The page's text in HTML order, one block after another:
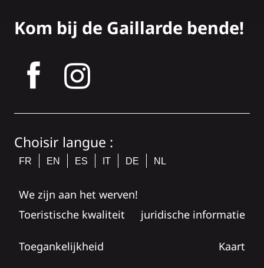
Kom bij de Gaillarde bende!
Choisir langue :
FR EN ES IT DE NL
We zijn aan het werven!
Toeristische kwaliteit
juridische informatie
Toegankelijkheid Kaart